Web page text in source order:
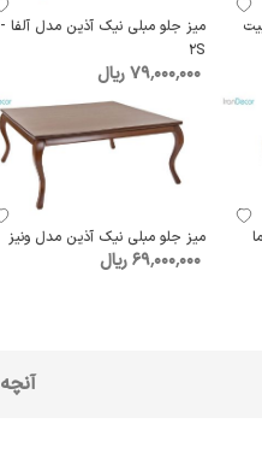
میز جلو مبلی نیک آذین مدل آلفا
2S
79٬000٬000 ریال
میز جلو مبلی نیک آذین مدل ونیز
69٬000٬000 ریال